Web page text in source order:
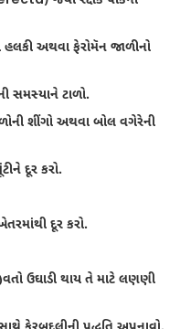
અથવા ફેરોમૅન જાળીનો
સમસ્યાને ટાળો.
શીંગો અથવા બોલ વગેરેની
દૂર કરો.
દૂર કરો.
ઉઘાડી થાય તે માટે લણણી